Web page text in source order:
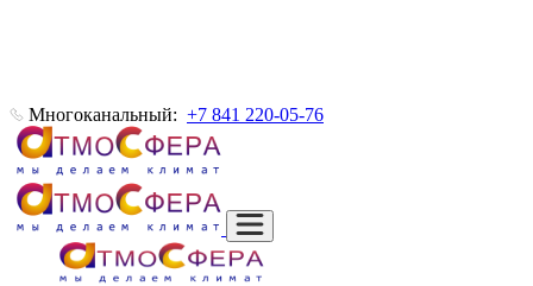
Многоканальный: +7 841 220-05-76